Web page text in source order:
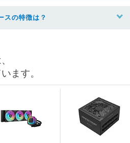
スの特徴は？
ます。